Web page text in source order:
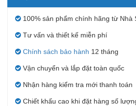
100% sản phẩm chính hãng từ Nhà
Tư vấn và thiết kế miễn phí
Chính sách bảo hành 12 tháng
Vận chuyển và lắp đặt toàn quốc
Nhận hàng kiểm tra mới thanh toán
Chiết khấu cao khi đặt hàng số